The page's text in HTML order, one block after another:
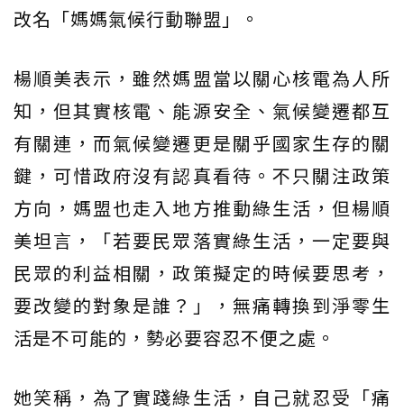
改名「媽媽氣候行動聯盟」。
楊順美表示，雖然媽盟當以關心核電為人所
知，但其實核電、能源安全、氣候變遷都互
有關連，而氣候變遷更是關乎國家生存的關
鍵，可惜政府沒有認真看待。不只關注政策
方向，媽盟也走入地方推動綠生活，但楊順
美坦言，「若要民眾落實綠生活，一定要與
民眾的利益相關，政策擬定的時候要思考，
要改變的對象是誰？」，無痛轉換到淨零生
活是不可能的，勢必要容忍不便之處。
她笑稱，為了實踐綠生活，自己就忍受「痛